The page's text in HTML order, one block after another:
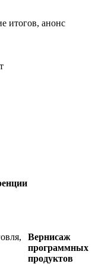
итогов, анонс
Вернисаж
программных
продуктов